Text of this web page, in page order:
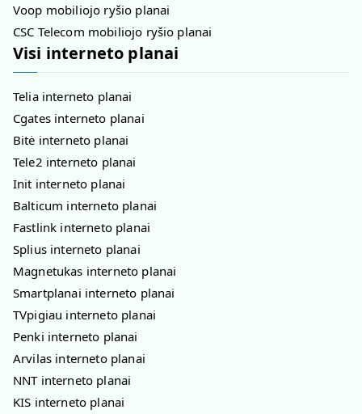
Voop mobiliojo ryšio planai
CSC Telecom mobiliojo ryšio planai
Visi interneto planai
Telia interneto planai
Cgates interneto planai
Bitė interneto planai
Tele2 interneto planai
Init interneto planai
Balticum interneto planai
Fastlink interneto planai
Splius interneto planai
Magnetukas interneto planai
Smartplanai interneto planai
TVpigiau interneto planai
Penki interneto planai
Arvilas interneto planai
NNT interneto planai
KIS interneto planai